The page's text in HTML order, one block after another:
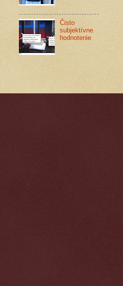
Čisto
subjektívne
hodnotenie